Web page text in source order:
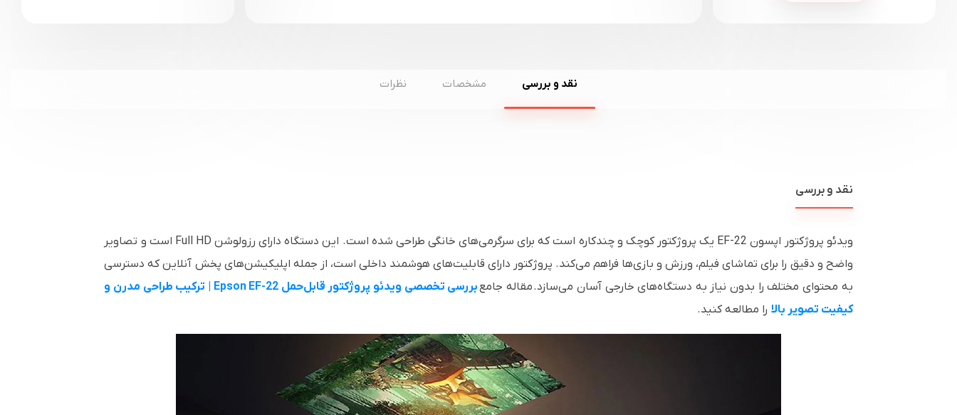
نقد و بررسی مشخصات نظرات
نقد و بررسی
ویدئو پروژکتور اپسون EF-22 یک پروژکتور کوچک و چندکاره است که برای سرگرمی‌های خانگی طراحی شده است. این دستگاه دارای رزولوشن Full HD است و تصاویر
واضح و دقیق را برای تماشای فیلم، ورزش و بازی‌ها فراهم می‌کند. پروژکتور دارای قابلیت‌های هوشمند داخلی است، از جمله اپلیکیشن‌های پخش آنلاین که دسترسی
به محتوای مختلف را بدون نیاز به دستگاه‌های خارجی آسان می‌سازد. مقاله جامع
بررسی تخصصی ویدئو پروژکتور قابل‌حمل Epson EF-22 | ترکیب طراحی مدرن و
کیفیت تصویر بالا را مطالعه کنید.